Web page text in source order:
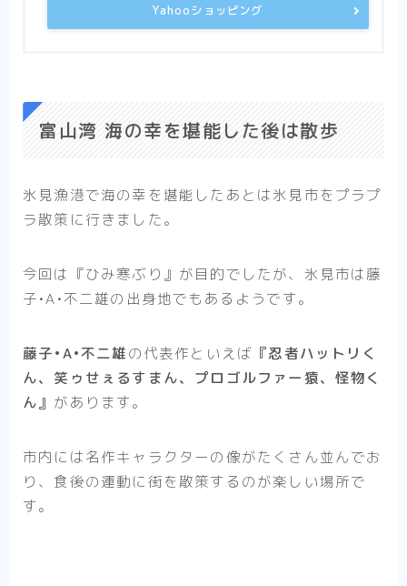
Yahooショッピング
富山湾 海の幸を堪能した後は散歩
氷見漁港で海の幸を堪能したあとは氷見市をプラプ
ラ散策に行きました。
今回は『ひみ寒ぶり』が目的でしたが、氷見市は藤
子•A•不二雄の出身地でもあるようです。
藤子•A•不二雄の代表作といえば 『忍者ハットリく
ん、笑ゥせぇるすまん、プロゴルファー猿、怪物く
ん』 があります。
市内には名作キャラクターの像がたくさん並んでお
り、食後の運動に街を散策するのが楽しい場所で
す。